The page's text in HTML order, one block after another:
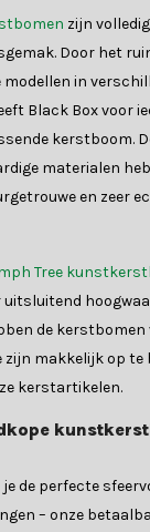
zijn
Door het
modellen in
Black Box voor
kerstboom.
materialen
en zeer
Tree
uitsluitend
de kerstbomen
zijn makkelijk op te
kerstartikelen.
de perfecte
– onze